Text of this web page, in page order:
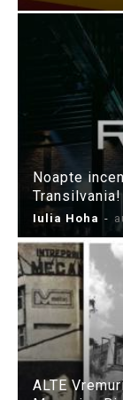
Noapte
Iulia Hoha -
ALTE